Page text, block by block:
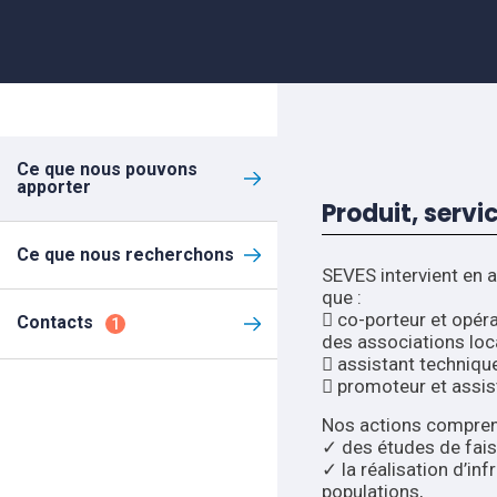
Ce que nous pouvons
apporter
Ce que nous recherchons
Contacts 1
Produit,
SEVES intervient
que :
 co-porteur et
des associations
 assistant
 promoteur et
Nos actions
✓ des études de
✓ la réalisation
populations,